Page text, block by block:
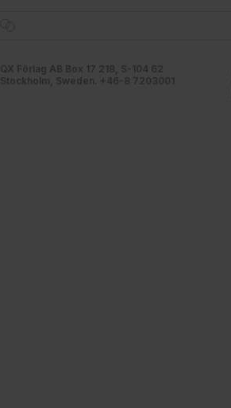
QX Förlag AB Box 17 218, S-104 62
Stockholm, Sweden. +46-8 7203001